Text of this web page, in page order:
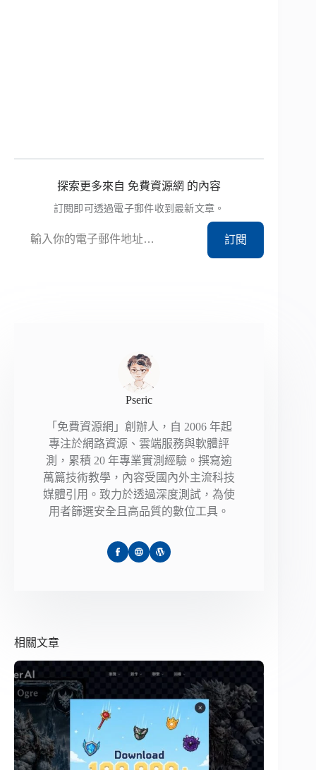
探索更多來自 免費資源網 的內容
訂閱即可透過電子郵件收到最新文章。
訂閱
Pseric
「免費資源網」創辦人，自 2006 年起
專注於網路資源、雲端服務與軟體評
測，累積 20 年專業實測經驗。撰寫逾
萬篇技術教學，內容受國內外主流科技
媒體引用。致力於透過深度測試，為使
用者篩選安全且高品質的數位工具。
相關文章